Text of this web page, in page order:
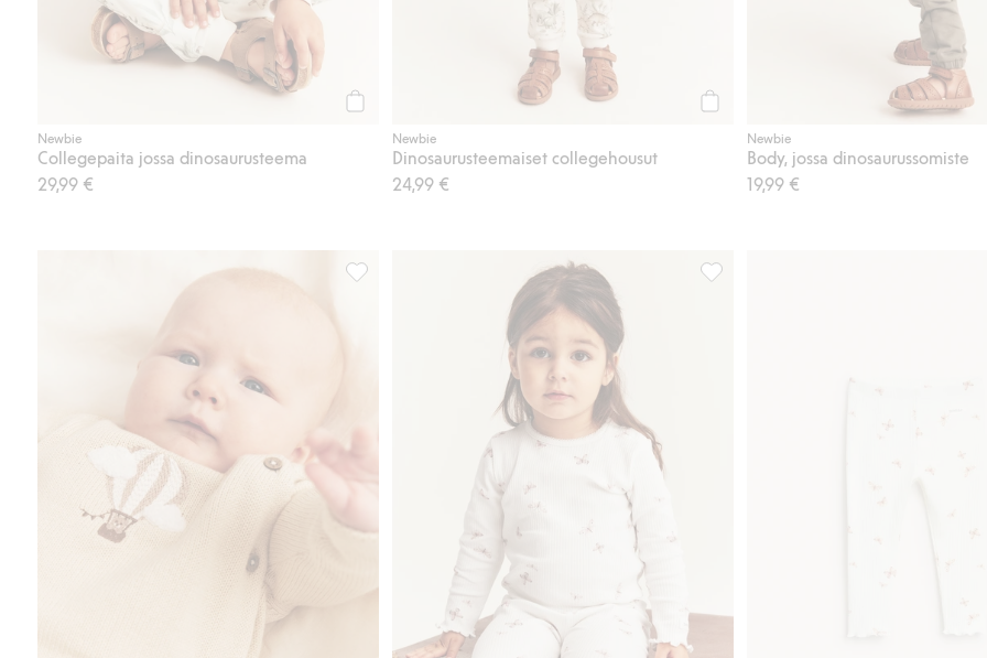
Newbie
Collegepaita jossa dinosaurusteema
29,99 €
Newbie
Dinosaurusteemaiset collegehousut
24,99 €
Newbie
Body, jossa dinosaurussomiste
19,99 €
Hienoneuloksinen neuletakki, jossa on kuumailmapallo, Lisää suosikkeihin